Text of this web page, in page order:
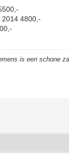
2014 4800,-
is een schone